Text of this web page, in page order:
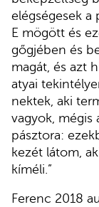
elégségesek a
E mögött és
gőgjében és
magát, és azt
atyai
nektek, aki
vagyok, mégis
pásztora:
kezét látom,
kíméli.”
Ferenc 2018